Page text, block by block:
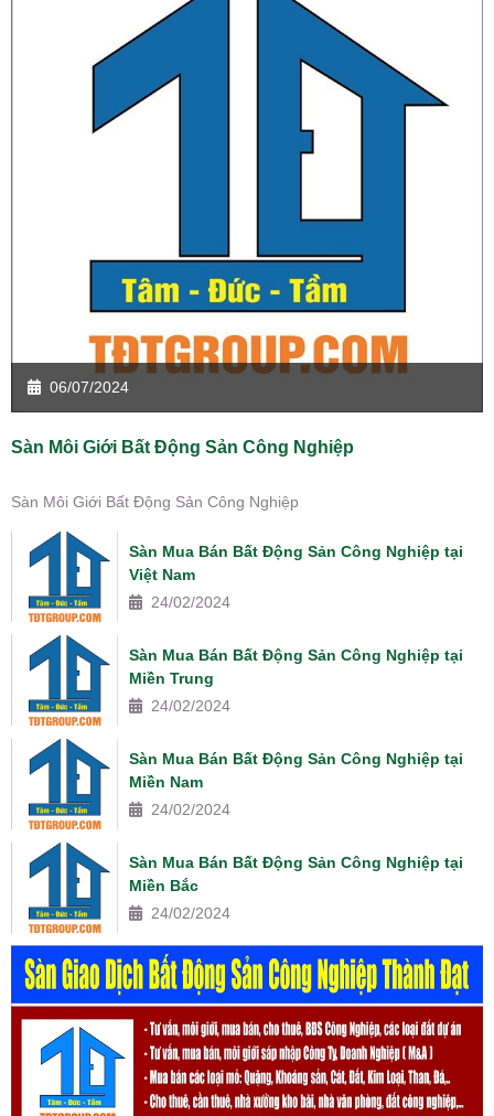
06/07/2024
Sàn Môi Giới Bất Động Sản Công Nghiệp
Sàn Môi Giới Bất Động Sản Công Nghiệp
Sàn Mua Bán Bất Động Sản Công Nghiệp tại
Việt Nam
24/02/2024
Sàn Mua Bán Bất Động Sản Công Nghiệp tại
Miền Trung
24/02/2024
Sàn Mua Bán Bất Động Sản Công Nghiệp tại
Miền Nam
24/02/2024
Sàn Mua Bán Bất Động Sản Công Nghiệp tại
Miền Bắc
24/02/2024